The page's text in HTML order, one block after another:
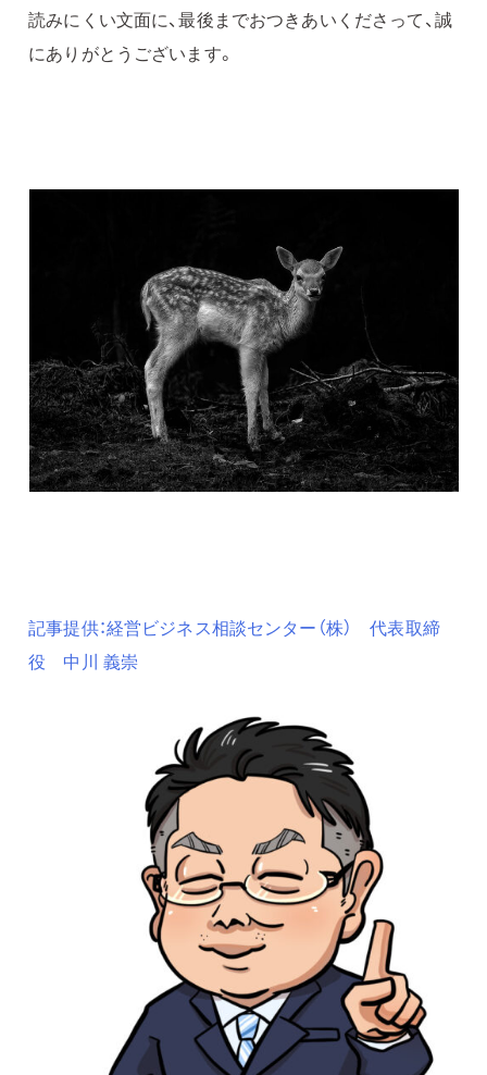
読みにくい文面に、最後までおつきあいくださって、誠
にありがとうございます。
記事提供：経営ビジネス相談センター（株） 代表取締
役 中川 義崇